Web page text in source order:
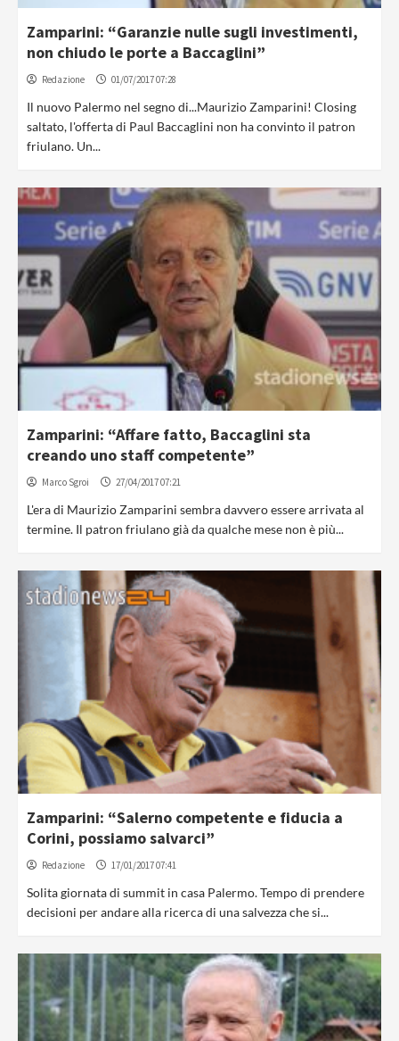
Zamparini: “Garanzie nulle sugli investimenti,
non chiudo le porte a Baccaglini”
Redazione 01/07/2017 07:28
Il nuovo Palermo nel segno di...Maurizio Zamparini! Closing
saltato, l'offerta di Paul Baccaglini non ha convinto il patron
friulano. Un...
Zamparini: “Affare fatto, Baccaglini sta
creando uno staff competente”
Marco Sgroi 27/04/2017 07:21
L'era di Maurizio Zamparini sembra davvero essere arrivata al
termine. Il patron friulano già da qualche mese non è più...
Zamparini: “Salerno competente e fiducia a
Corini, possiamo salvarci”
Redazione 17/01/2017 07:41
Solita giornata di summit in casa Palermo. Tempo di prendere
decisioni per andare alla ricerca di una salvezza che si...